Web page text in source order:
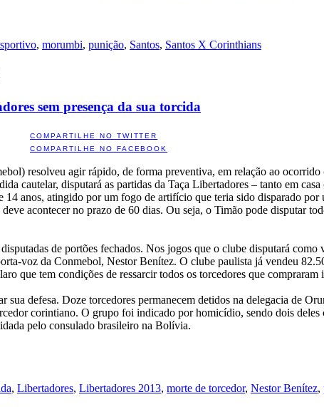
, morumbi, punição, Santos, Santos X Corinthians
sem presença da sua torcida
COMPARTILHE NO TWITTER
COMPARTILHE NO FACEBOOK
resolveu agir rápido, de forma preventiva, em relação ao ocorrido
cautelar, disputará as partidas da Taça Libertadores – tanto em casa
14 anos, atingido por um fogo de artifício que teria sido disparado por
acontecer no prazo de 60 dias. Ou seja, o Timão pode disputar
de portões fechados. Nos jogos que o clube disputará como
voz da Conmebol, Nestor Benítez. O clube paulista já vendeu
que tem condições de ressarcir todos os torcedores que compraram
sua defesa. Doze torcedores permanecem detidos na delegacia de
corintiano. O grupo foi indicado por homicídio, sendo dois deles
pelo consulado brasileiro na Bolívia.
, Libertadores, Libertadores 2013, morte de torcedor, Nestor Benítez,